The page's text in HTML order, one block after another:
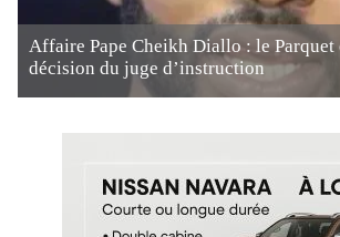
Affaire Pape Cheikh Diallo : le Parquet
décision du juge d’instruction